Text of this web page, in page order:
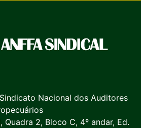
Nacional dos Auditores
Quadra 2, Bloco C, 4º andar, Ed.